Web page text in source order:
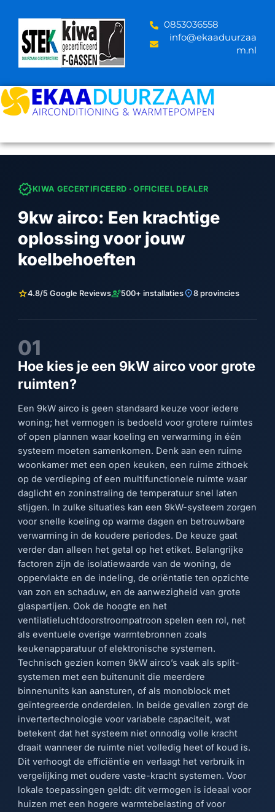
content
‪0853036558
info@ekaaduurzaa
m.nl
verifiedKIWA GECERTIFICEERD · OFFICIEEL DEALER
9kw airco: Een krachtige
oplossing voor jouw
koelbehoeften
star4.8/5 Google Reviewsengineering500+ installatieslocation_on8 provincies
01
Hoe kies je een 9kW airco voor grote
ruimten?
Een 9kW airco is geen standaard keuze voor iedere
woning; het vermogen is bedoeld voor grotere ruimtes
of open plannen waar koeling en verwarming in één
systeem moeten samenkomen. Denk aan een ruime
woonkamer met een open keuken, een ruime zithoek
op de verdieping of een multifunctionele ruimte waar
daglicht en zoninstraling de temperatuur snel laten
stijgen. In zulke situaties kan een 9kW-systeem zorgen
voor snelle koeling op warme dagen en betrouwbare
verwarming in de koudere periodes. De keuze gaat
verder dan alleen het getal op het etiket. Belangrijke
factoren zijn de isolatiewaarde van de woning, de
oppervlakte en de indeling, de oriëntatie ten opzichte
van zon en schaduw, en de aanwezigheid van grote
glaspartijen. Ook de hoogte en het
ventilatieluchtdoorstroompatroon spelen een rol, net
als eventuele overige warmtebronnen zoals
keukenapparatuur of elektronische systemen.
Technisch gezien komen 9kW airco’s vaak als split-
systemen met een buitenunit die meerdere
binnenunits kan aansturen, of als monoblock met
geïntegreerde onderdelen. In beide gevallen zorgt de
invertertechnologie voor variabele capaciteit, wat
betekent dat het systeem niet onnodig volle kracht
draait wanneer de ruimte niet volledig heet of koud is.
Dit verhoogt de efficiëntie en verlaagt het verbruik in
vergelijking met oudere vaste-kracht systemen. Voor
lokale toepassingen geldt: dit vermogen is ideaal voor
huizen met een hogere warmtebelasting of voor